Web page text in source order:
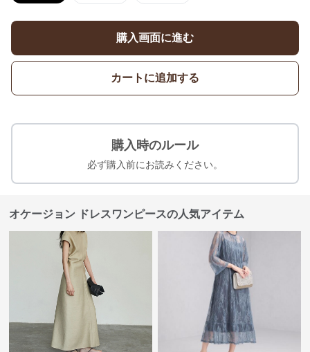
購入画面に進む
カートに追加する
購入時のルール
必ず購入前にお読みください。
オケージョン ドレスワンピースの人気アイテム